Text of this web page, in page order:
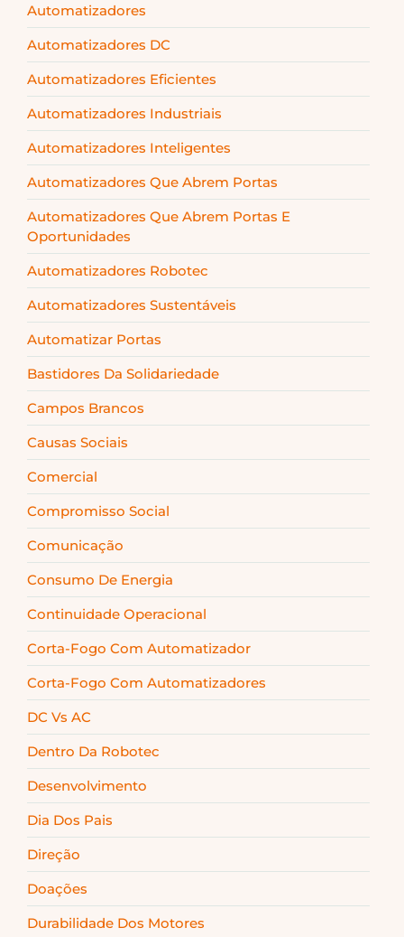
Automatizadores
Automatizadores DC
Automatizadores Eficientes
Automatizadores Industriais
Automatizadores Inteligentes
Automatizadores Que Abrem Portas
Automatizadores Que Abrem Portas E
Oportunidades
Automatizadores Robotec
Automatizadores Sustentáveis
Automatizar Portas
Bastidores Da Solidariedade
Campos Brancos
Causas Sociais
Comercial
Compromisso Social
Comunicação
Consumo De Energia
Continuidade Operacional
Corta-Fogo Com Automatizador
Corta-Fogo Com Automatizadores
DC Vs AC
Dentro Da Robotec
Desenvolvimento
Dia Dos Pais
Direção
Doações
Durabilidade Dos Motores